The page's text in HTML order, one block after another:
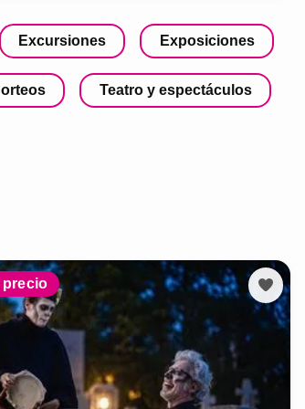
Excursiones Exposiciones
Teatro y espectáculos